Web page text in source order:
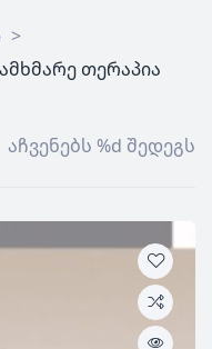
>
თერაპია
აჩვენებს %d შედეგს